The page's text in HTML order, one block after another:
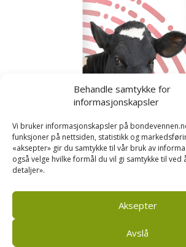
Behandle samtykke for
informasjonskapsler
Vi bruker informasjonskapsler på
funksjoner på nettsiden, statistikk og
«aksepter» gir du samtykke til vår bruk av
også velge hvilke formål du vil gi samtykke til ved
detaljer».
Aksepter
Avslå
Kusignal